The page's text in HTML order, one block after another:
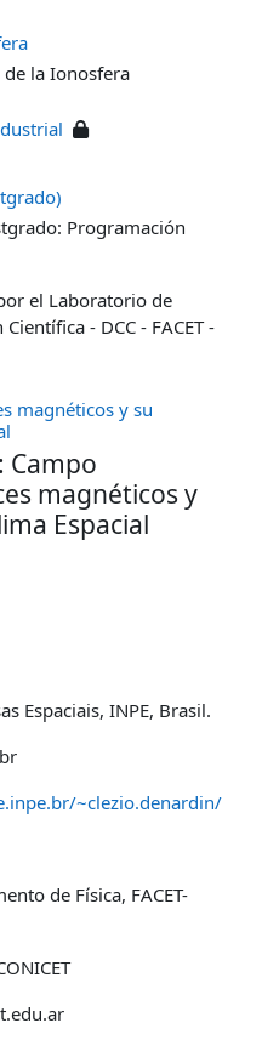
de la Ionosfera
Programación
el Laboratorio de
- DCC - FACET -
magnéticos y su
Campo
magnéticos y
Espacial
Espaciais, INPE, Brasil.
~clezio.denardin/
de Física, FACET-